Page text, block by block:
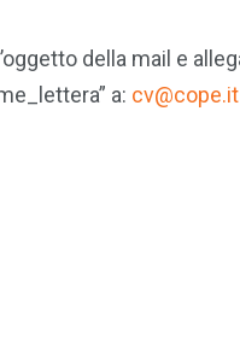
della mail e
a: cv@cope.it